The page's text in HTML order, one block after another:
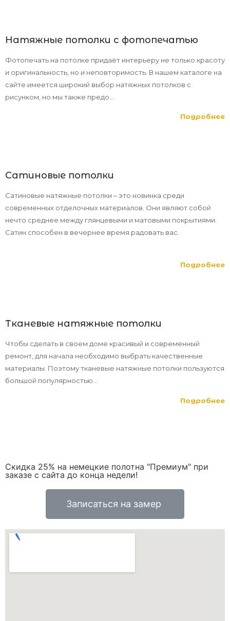
Натяжные потолки с фотопечатью
Фотопечать на потолке придаёт интерьеру не только красоту
и оригинальность, но и неповторимость. В нашем каталоге на
сайте имеется широкий выбор натяжных потолков с
рисунком, но мы также предо...
Подробнее
Сатиновые потолки
Сатиновые натяжные потолки – это новинка среди
современных отделочных материалов. Они являют собой
нечто среднее между глянцевыми и матовыми покрытиями.
Сатин способен в вечернее время радовать вас.
Подробнее
Тканевые натяжные потолки
Чтобы сделать в своем доме красивый и современный
ремонт, для начала необходимо выбрать качественные
материалы. Поэтому тканевые натяжные потолки пользуются
большой популярностью...
Подробнее
Скидка 25% на немецкие полотна "Премиум" при
заказе с сайта до конца недели!
Записаться на замер